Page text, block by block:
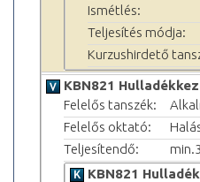
Ismétlés:
Teljesítés módja:
Kurzushirdető
KBN821
Felelős tanszék:
Felelős oktató:
Teljesítendő:
KBN821